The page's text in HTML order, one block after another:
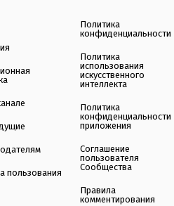
пользования
Политика
конфиденциальности
Политика
использования
искусственного
интеллекта
Политика
конфиденциальности
приложения
Соглашение
пользователя
Сообщества
Правила
комментирования